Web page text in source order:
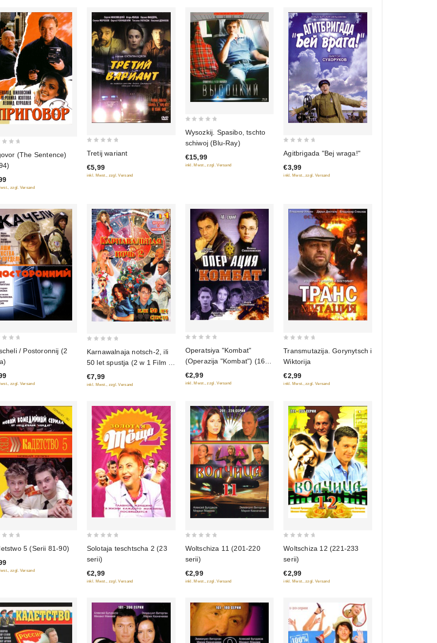
(The Sentence)
zzgl. Versand
of
5
Tretij wariant
€5,99
inkl. Mwst., zzgl. Versand
out
of
5
Wysozkij. Spasibo, tschto
schiwoj (Blu-Ray)
€15,99
inkl. Mwst., zzgl. Versand
out
of
5
Agitbrigada "Bej wraga!"
€3,99
inkl. Mwst., zzgl. Versand
/ Postoronnij (2
zzgl. Versand
of
5
Karnawalnaja notsch-2, ili
50 let spustja (2 w 1 Film +
mjusikl)
€7,99
inkl. Mwst., zzgl. Versand
out
of
5
Operatsiya "Kombat"
(Operazija "Kombat") (16
Cerij)
€2,99
inkl. Mwst., zzgl. Versand
of
5
Transmutazija. Gorynytsch i
Wiktorija
€2,99
inkl. Mwst., zzgl. Versand
5 (Serii 81-90)
zzgl. Versand
of
5
Solotaja teschtscha 2 (23
serii)
€2,99
inkl. Mwst., zzgl. Versand
of
5
Woltschiza 11 (201-220
serii)
€2,99
inkl. Mwst., zzgl. Versand
of
5
Woltschiza 12 (221-233
serii)
€2,99
inkl. Mwst., zzgl. Versand